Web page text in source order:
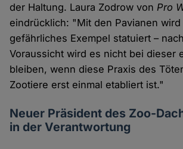
der Haltung. Laura Zodrow vonPro
eindrücklich: "Mit den Pavianen
gefährliches Exempel statuiert –
Voraussicht wird es nicht bei dieser
bleiben, wenn diese Praxis des
Zootiere erst einmal etabliert ist."
Neuer Präsident des Zoo-
in der Verantwortung